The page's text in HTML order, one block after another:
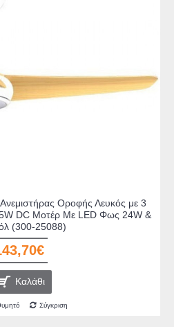
Οροφής Λευκός με 3
DC Μοτέρ Με LED Φως 24W &
(300-25088)
Καλάθι
Σύγκριση